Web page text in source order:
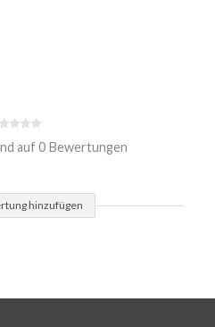
auf 0 Bewertungen
hinzufügen